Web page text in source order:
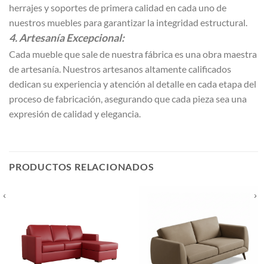
herrajes y soportes de primera calidad en cada uno de
nuestros muebles para garantizar la integridad estructural.
4. Artesanía Excepcional:
Cada mueble que sale de nuestra fábrica es una obra maestra
de artesanía. Nuestros artesanos altamente calificados
dedican su experiencia y atención al detalle en cada etapa del
proceso de fabricación, asegurando que cada pieza sea una
expresión de calidad y elegancia.
PRODUCTOS RELACIONADOS